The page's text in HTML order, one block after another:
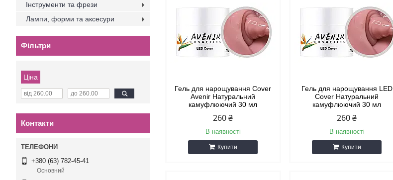
Гель для нарощування Cover
Avenir Натуральний
камуфлюючий 30 мл
260 ₴
В наявності
Купити
Гель для нарощування LED
Cover Натуральний
камуфлюючий 30 мл
260 ₴
В наявності
Купити
Інструменти та фрези
Лампи, форми та аксесури
Фільтри
Ціна
Контакти
+380 (63) 782-45-41
Основний